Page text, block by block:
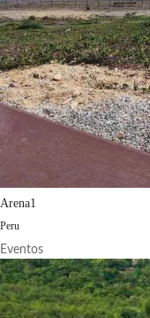
Arena1
Peru
Eventos